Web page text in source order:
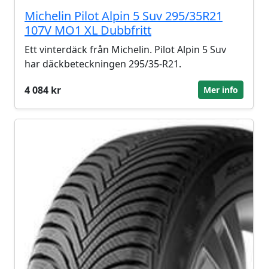
Michelin Pilot Alpin 5 Suv 295/35R21
107V MO1 XL Dubbfritt
Ett vinterdäck från Michelin. Pilot Alpin 5 Suv
har däckbeteckningen 295/35-R21.
4 084 kr
Mer info